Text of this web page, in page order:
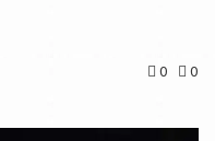
0 0